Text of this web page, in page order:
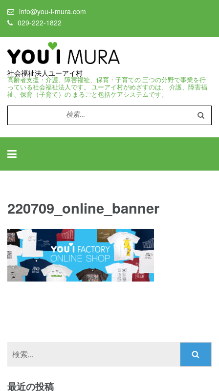
info@you-i-mura.com
029-222-1822
社会福祉法人ユーアイ村
高齢者支援・介護、障害福祉、保育・子育ての 三つの分野で事業を行
っている社会福祉法人です。 ユーアイ村がめざすのは、 介護、障害福
祉、保育（子育て）の まるごと包括ケアシステムです。
検
索:
220709_online_banner
最近の投稿